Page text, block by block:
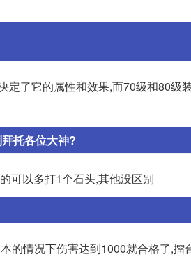
定了它的属性和效果,而70级和80级
托各位大神?
可以多打1个石头,其他没区别
的情况下伤害达到1000就合格了,